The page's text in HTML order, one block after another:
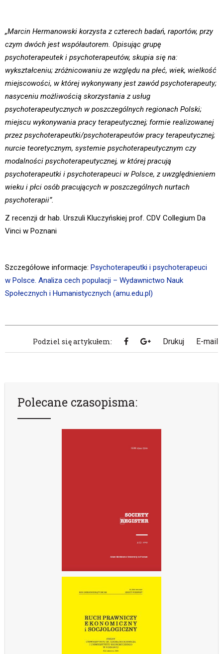
„Marcin Hermanowski korzysta z czterech badań, raportów, przy
czym dwóch jest współautorem. Opisując grupę
psychoterapeutek i psychoterapeutów, skupia się na:
wykształceniu; zróżnicowaniu ze względu na płeć, wiek, wielkość
miejscowości, w której wykonywany jest zawód psychoterapeuty;
nasyceniu możliwością skorzystania z usług
psychoterapeutycznych w poszczególnych regionach Polski;
miejscu wykonywania pracy terapeutycznej; formie realizowanej
przez psychoterapeutki/psychoterapeutów pracy terapeutycznej;
nurcie teoretycznym, systemie psychoterapeutycznym czy
modalności psychoterapeutycznej, w której pracują
psychoterapeutki i psychoterapeuci w Polsce, z uwzględnieniem
wieku i płci osób pracujących w poszczególnych nurtach
psychoterapii”.
Z recenzji dr hab. Urszuli Kluczyńskiej prof. CDV Collegium Da
Vinci w Poznani
Szczegółowe informacje: Psychoterapeutki i psychoterapeuci
w Polsce. Analiza cech populacji – Wydawnictwo Nauk
Społecznych i Humanistycznych (amu.edu.pl)
Podziel się artykułem: Drukuj E-mail
Polecane czasopisma: